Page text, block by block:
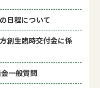
日程について
創生臨時交付金に係
一般質問